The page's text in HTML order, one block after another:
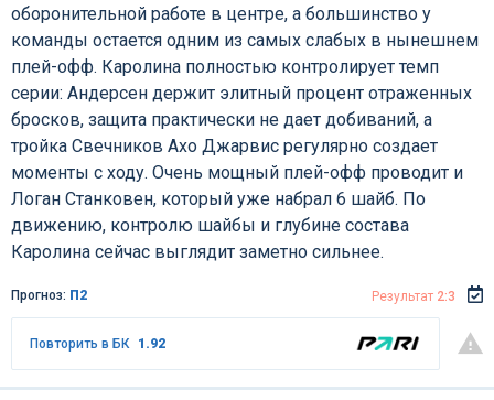
оборонительной работе в центре, а большинство у
команды остается одним из самых слабых в нынешнем
плей-офф. Каролина полностью контролирует темп
серии: Андерсен держит элитный процент отраженных
бросков, защита практически не дает добиваний, а
тройка Свечников Ахо Джарвис регулярно создает
моменты с ходу. Очень мощный плей-офф проводит и
Логан Станковен, который уже набрал 6 шайб. По
движению, контролю шайбы и глубине состава
Каролина сейчас выглядит заметно сильнее.
Прогноз: П2 Результат 2:3
Повторить в БК 1.92